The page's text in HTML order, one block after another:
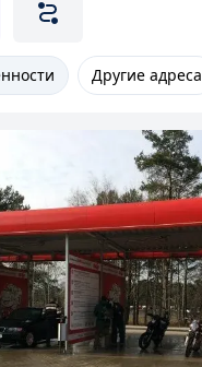
Другие адреса